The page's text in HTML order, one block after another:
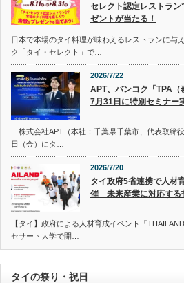
セレクト認定レストラ
ゼントが当たる！
日本で本場のタイ料理が味わえるレストランに与
ク「タイ・セレクト」で…
2026/7/22
APT、バンコク「TPA（
7月31日に特別セミナー
株式会社APT（本社：千葉県千葉市、代表取締
日（金）にタ…
2026/7/20
タイ政府5省連携で人材
催 未来産業に対応する
【タイ】政府による人材育成イベント「
セサート大学で開…
タイの祭り・祝日